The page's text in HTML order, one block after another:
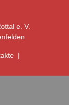
e. V.
|